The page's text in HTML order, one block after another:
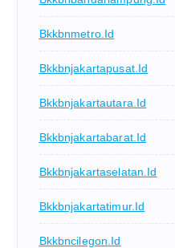
Bkkbnmetro.id
Bkkbnjakartapusat.id
Bkkbnjakartautara.id
Bkkbnjakartabarat.id
Bkkbnjakartaselatan.id
Bkkbnjakartatimur.id
Bkkbncilegon.id